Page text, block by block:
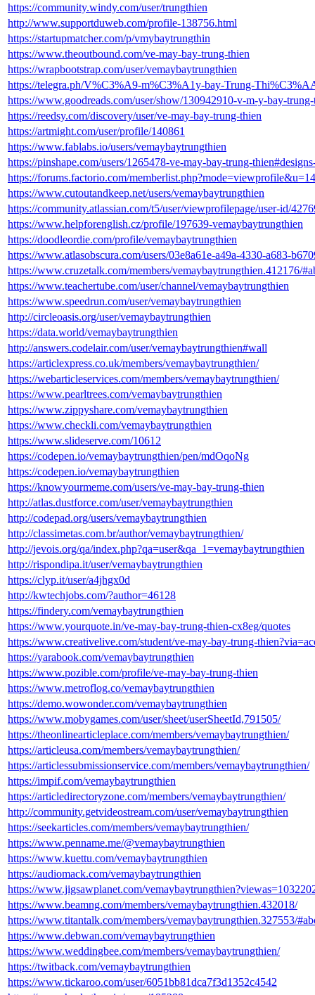
https://community.windy.com/user/trungthien
http://www.supportduweb.com/profile-138756.html
https://startupmatcher.com/p/vmybaytrungthin
https://www.theoutbound.com/ve-may-bay-trung-thien
https://wrapbootstrap.com/user/vemaybaytrungthien
https://telegra.ph/V%C3%A9-m%C3%A1y-bay-Trung-
https://www.goodreads.com/user/show/130942910-v-m-y-bay-
https://reedsy.com/discovery/user/ve-may-bay-trung-thien
https://artmight.com/user/profile/140861
https://www.fablabs.io/users/vemaybaytrungthien
https://pinshape.com/users/1265478-ve-may-bay-trung-
https://forums.factorio.com/
https://www.cutoutandkeep.net/users/vemaybaytrungthien
https://community.atlassian.com/t5/user/viewprofilepage/user-id/
https://www.helpforenglish.cz/profile/197639-vemaybaytrungthien
https://doodleordie.com/profile/vemaybaytrungthien
https://www.atlasobscura.com/users/03e8a61e-a49a-4330-a683-
https://www.cruzetalk.com/members/vemaybaytrungthien.412176/
https://www.teachertube.com/user/channel/vemaybaytrungthien
https://www.speedrun.com/user/vemaybaytrungthien
http://circleoasis.org/user/vemaybaytrungthien
https://data.world/vemaybaytrungthien
http://answers.codelair.com/user/vemaybaytrungthien#wall
https://articlexpress.co.uk/members/vemaybaytrungthien/
https://webarticleservices.com/members/vemaybaytrungthien/
https://www.pearltrees.com/vemaybaytrungthien
https://www.zippyshare.com/vemaybaytrungthien
https://www.checkli.com/vemaybaytrungthien
https://www.slideserve.com/10612
https://codepen.io/vemaybaytrungthien/pen/mdOqoNg
https://codepen.io/vemaybaytrungthien
https://knowyourmeme.com/users/ve-may-bay-trung-thien
http://atlas.dustforce.com/user/vemaybaytrungthien
http://codepad.org/users/vemaybaytrungthien
http://classimetas.com.br/author/vemaybaytrungthien/
http://jevois.org/qa/index.php?qa=user&qa_1=vemaybaytrungthien
http://rispondipa.it/user/vemaybaytrungthien
https://clyp.it/user/a4jhgx0d
http://kwtechjobs.com/?author=46128
https://findery.com/vemaybaytrungthien
https://www.yourquote.in/ve-may-bay-trung-thien-cx8eg/quotes
https://www.creativelive.com/student/ve-may-bay-trung-
https://yarabook.com/vemaybaytrungthien
https://www.pozible.com/profile/ve-may-bay-trung-thien
https://www.metroflog.co/vemaybaytrungthien
https://demo.wowonder.com/vemaybaytrungthien
https://www.mobygames.com/user/sheet/userSheetId,791505/
https://theonlinearticleplace.com/members/vemaybaytrungthien/
https://articleusa.com/members/vemaybaytrungthien/
https://articlessubmissionservice.com/members/vemaybaytrungthien/
https://impif.com/vemaybaytrungthien
https://articledirectoryzone.com/members/vemaybaytrungthien/
http://community.getvideostream.com/user/vemaybaytrungthien
https://seekarticles.com/members/vemaybaytrungthien/
https://www.penname.me/@vemaybaytrungthien
https://www.kuettu.com/vemaybaytrungthien
https://audiomack.com/vemaybaytrungthien
https://www.jigsawplanet.com/
https://www.beamng.com/members/vemaybaytrungthien.432018/
https://www.titantalk.com/members/vemaybaytrungthien.327553/
https://www.debwan.com/vemaybaytrungthien
https://www.weddingbee.com/members/vemaybaytrungthien/
https://twitback.com/vemaybaytrungthien
https://www.tickaroo.com/user/6051bb81dca7f3d1352c4542